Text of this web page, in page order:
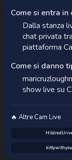
Come si entra
Dalla stanza
chat privata
piattaforma
Come si danno
show live su
🔥 Altre Cam Live
kittywithyou